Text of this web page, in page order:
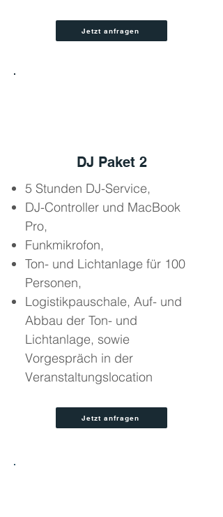
Jetzt anfragen
DJ Paket 2
5 Stunden DJ-Service,
DJ-Controller und MacBook
Pro,
Funkmikrofon,
Ton- und Lichtanlage für 100
Personen,
Logistikpauschale, Auf- und
Abbau der Ton- und
Lichtanlage, sowie
Vorgespräch in der
Veranstaltungslocation
Jetzt anfragen